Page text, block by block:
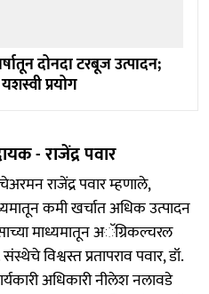
दोनदा टरबूज उत्पादन;
प्रयोग
- राजेंद्र पवार
राजेंद्र पवार म्हणाले,
कमी खर्चात अधिक उत्पादन
माध्यमातून अॅग्रिकल्चरल
विश्वस्त प्रतापराव पवार, डॉ.
अधिकारी नीलेश नलावडे